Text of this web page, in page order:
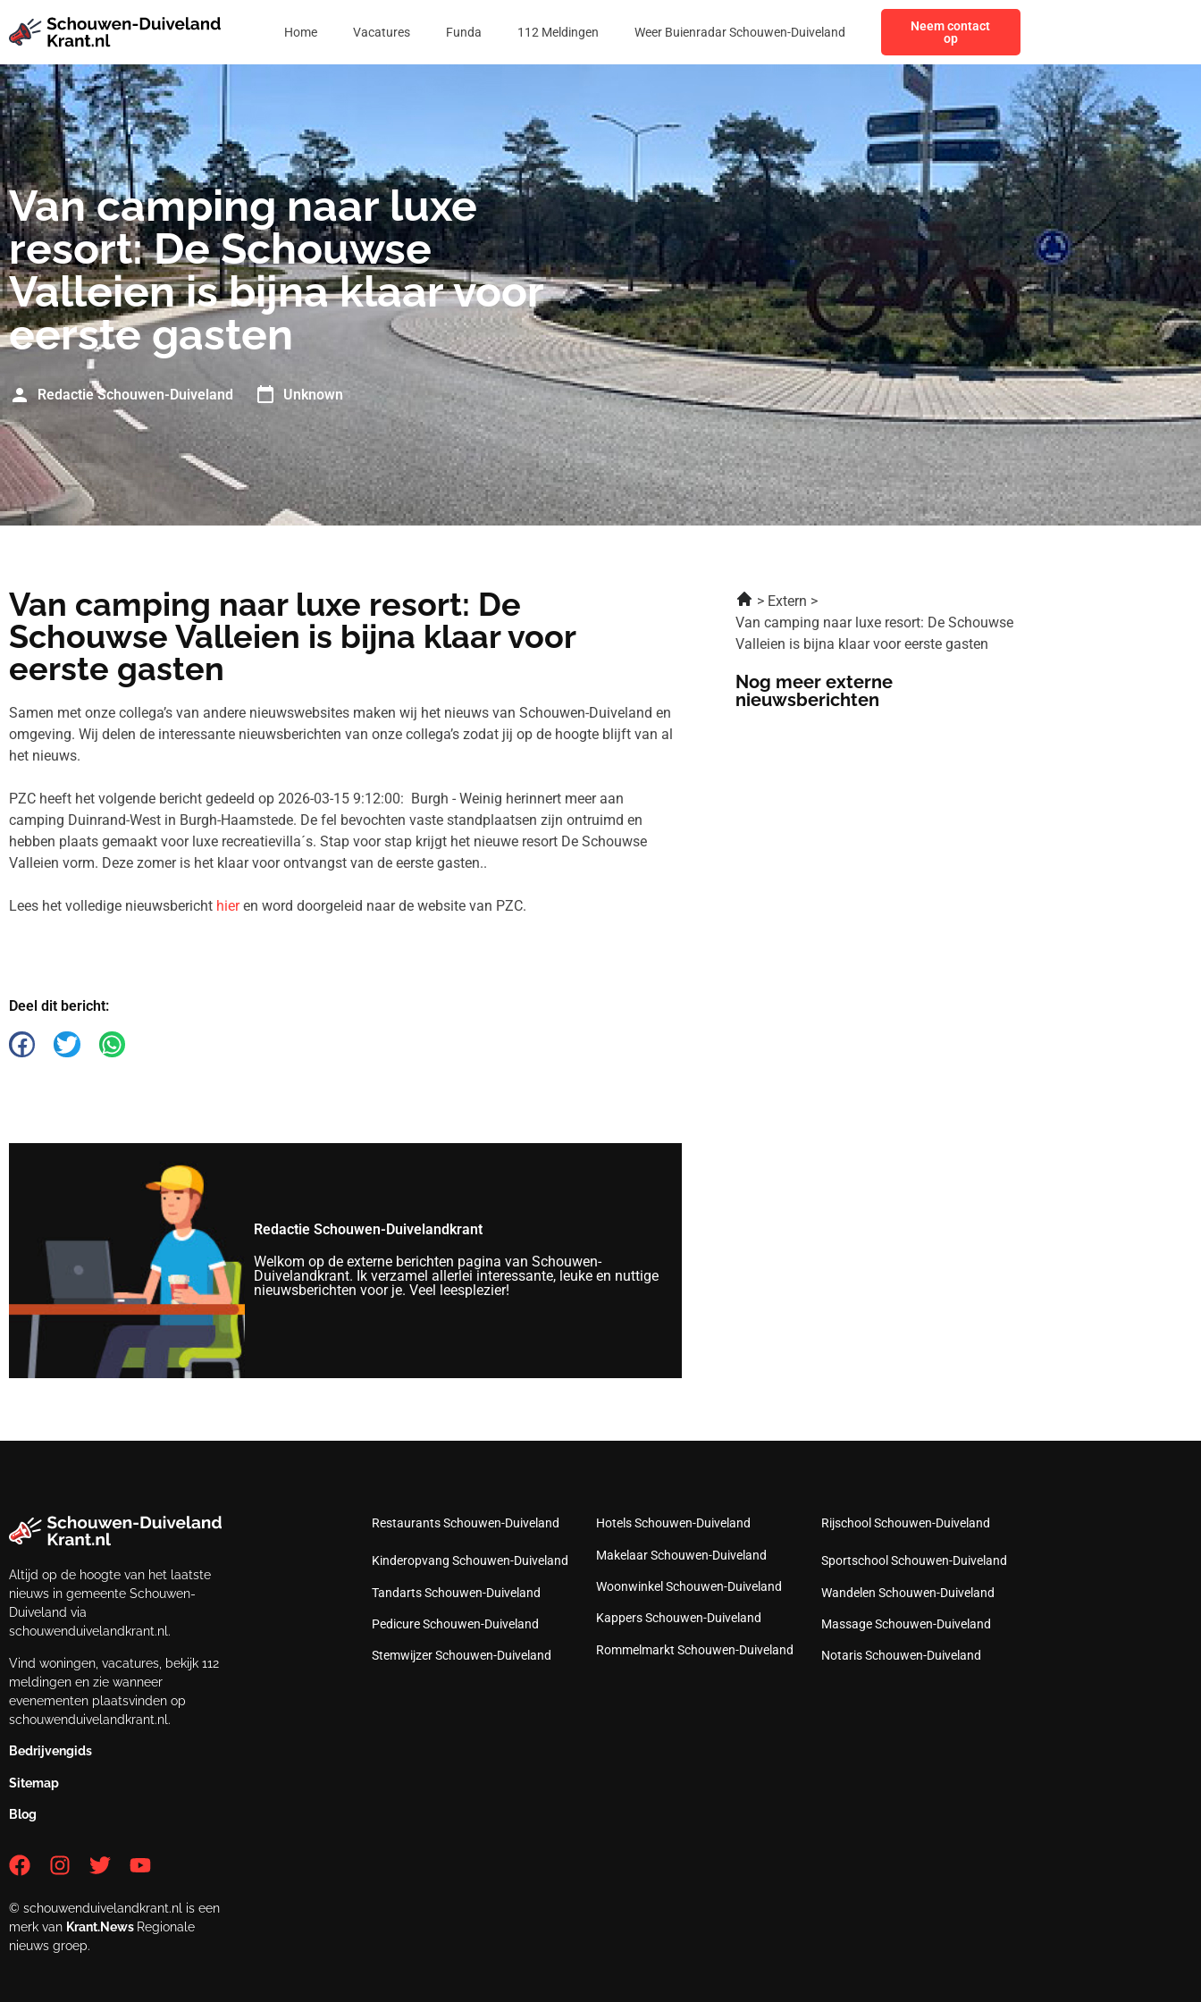
Home Vacatures Funda 112 Meldingen Weer Buienradar Schouwen-Duiveland
Neem contact
op
Van camping naar luxe
resort: De Schouwse
Valleien is bijna klaar voor
eerste gasten
Redactie Schouwen-Duiveland Unknown
Van camping naar luxe resort: De
Schouwse Valleien is bijna klaar voor
eerste gasten
Samen met onze collega’s van andere nieuwswebsites maken wij het nieuws van Schouwen-Duiveland en
omgeving. Wij delen de interessante nieuwsberichten van onze collega’s zodat jij op de hoogte blijft van al
het nieuws.
PZC heeft het volgende bericht gedeeld op 2026-03-15 9:12:00: Burgh - Weinig herinnert meer aan
camping Duinrand-West in Burgh-Haamstede. De fel bevochten vaste standplaatsen zijn ontruimd en
hebben plaats gemaakt voor luxe recreatievilla´s. Stap voor stap krijgt het nieuwe resort De Schouwse
Valleien vorm. Deze zomer is het klaar voor ontvangst van de eerste gasten..
Lees het volledige nieuwsbericht hieren word doorgeleid naar de website van PZC.
Deel dit bericht:
Redactie Schouwen-Duivelandkrant
Welkom op de externe berichten pagina van Schouwen-
Duivelandkrant. Ik verzamel allerlei interessante, leuke en nuttige
nieuwsberichten voor je. Veel leesplezier!
Extern
Van camping naar luxe resort: De Schouwse
Valleien is bijna klaar voor eerste gasten
Nog meer externe
nieuwsberichten
Altijd op de hoogte van het laatste
nieuws in gemeente Schouwen-
Duiveland via
schouwenduivelandkrant.nl.
Vind woningen, vacatures, bekijk 112
meldingen en zie wanneer
evenementen plaatsvinden op
schouwenduivelandkrant.nl.
Bedrijvengids
Sitemap
Blog
© schouwenduivelandkrant.nl is een
merk van Krant.News Regionale
nieuws groep.
Restaurants Schouwen-Duiveland
Kinderopvang Schouwen-Duiveland
Tandarts Schouwen-Duiveland
Pedicure Schouwen-Duiveland
Stemwijzer Schouwen-Duiveland
Hotels Schouwen-Duiveland
Makelaar Schouwen-Duiveland
Woonwinkel Schouwen-Duiveland
Kappers Schouwen-Duiveland
Rommelmarkt Schouwen-Duiveland
Rijschool Schouwen-Duiveland
Sportschool Schouwen-Duiveland
Wandelen Schouwen-Duiveland
Massage Schouwen-Duiveland
Notaris Schouwen-Duiveland